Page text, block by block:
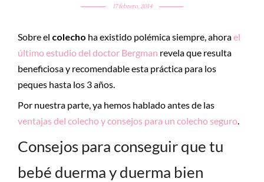
17 febrero, 2014
Sobre el colecho ha existido polémica siempre, ahorael
último estudio del doctor Bergman revela que resulta
beneficiosa y recomendable esta práctica para los
peques hasta los 3 años.
Por nuestra parte, ya hemos hablado antes de las
ventajas del colecho y consejos para un colecho seguro.
Consejos para conseguir que tu
bebé duerma y duerma bien